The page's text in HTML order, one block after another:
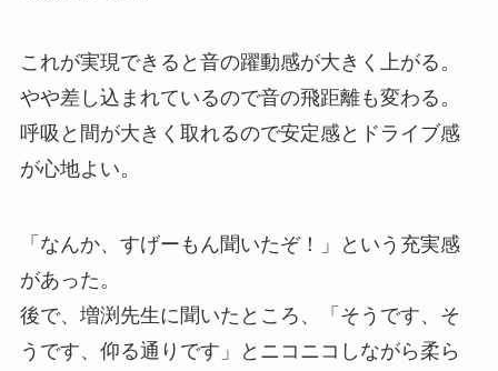
これが実現できると音の躍動感が大きく上がる。
やや差し込まれているので音の飛距離も変わる。
呼吸と間が大きく取れるので安定感とドライブ感
が心地よい。
「なんか、すげーもん聞いたぞ！」という充実感
があった。
後で、増渕先生に聞いたところ、「そうです、そ
うです、仰る通りです」とニコニコしながら柔ら